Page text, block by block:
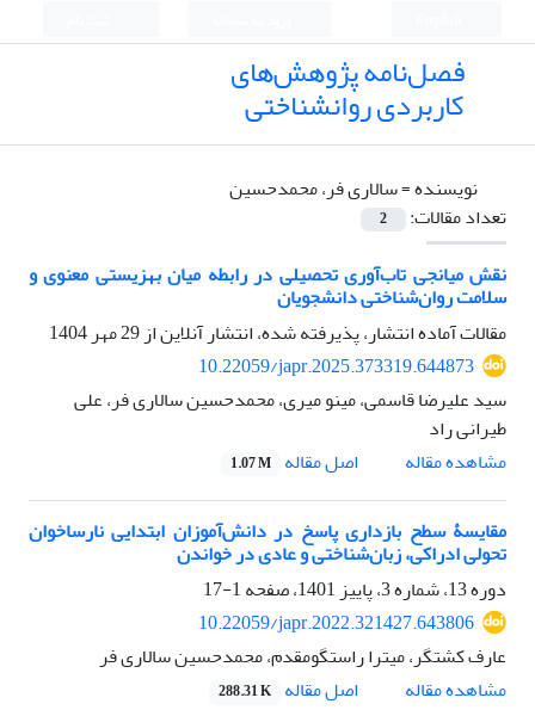
فصل‌نامه پژوهش‌های
کاربردی روانشناختی
نویسنده =سالاری فر، محمدحسین
تعداد مقالات:
2
نقش میانجی تاب‌آوری تحصیلی در رابطه میان بهزیستی معنوی و
سلامت روان‌شناختی دانشجویان
مقالات آماده انتشار، پذیرفته شده، انتشار آنلاین از29 مهر 1404
10.22059/japr.2025.373319.644873
سید علیرضا قاسمی، مینو میری، محمدحسین سالاری فر، علی
طیرانی راد
مشاهده مقاله
اصل مقاله 1.07 M
مقایسۀ سطح بازداری پاسخ در دانش‌آموزان ابتدایی نارساخوان
تحولی ادراکی، زبان‌شناختی و عادی در خواندن
دوره 13، شماره 3، پاییز 1401، صفحه
1-17
10.22059/japr.2022.321427.643806
عارف کشتگر، میترا راستگومقدم، محمدحسین سالاری فر
مشاهده مقاله
اصل مقاله 288.31 K